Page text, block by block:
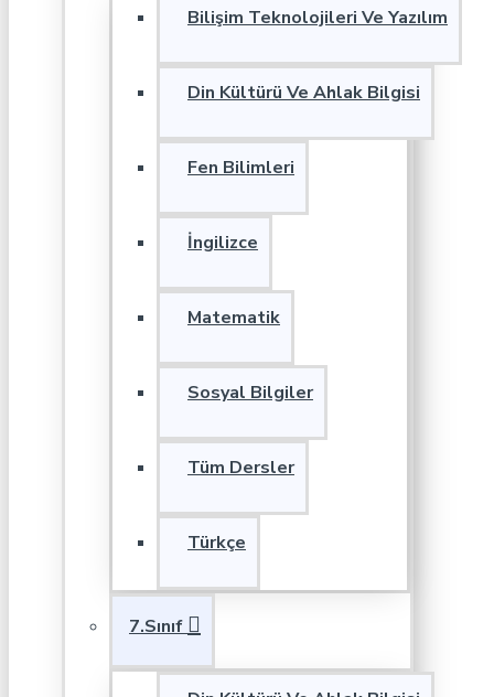
Bilişim Teknolojileri Ve Yazılım
Din Kültürü Ve Ahlak Bilgisi
Fen Bilimleri
İngilizce
Matematik
Sosyal Bilgiler
Tüm Dersler
Türkçe
7.Sınıf